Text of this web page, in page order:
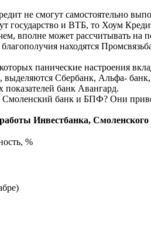
не смогут самостоятельно
и ВТБ, то Хоум
вполне может рассчитывать на
находятся
панические настроения
выделяются Сбербанк, Альфа-
банк Авангард.
Смоленский банк и БПФ? Они
Инвестбанка,
%